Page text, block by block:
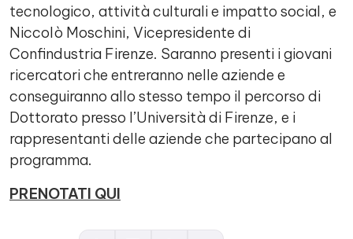
tecnologico, attività culturali e impatto social, e
Niccolò Moschini, Vicepresidente di
Confindustria Firenze. Saranno presenti i giovani
ricercatori che entreranno nelle aziende e
conseguiranno allo stesso tempo il percorso di
Dottorato presso l’Università di Firenze, e i
rappresentanti delle aziende che partecipano al
programma.
PRENOTATI QUI